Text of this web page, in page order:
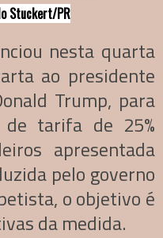
Stuckert/PR
nesta quarta
ao presidente
Trump, para
tarifa de 25%
apresentada
pelo governo
o objetivo é
da medida.